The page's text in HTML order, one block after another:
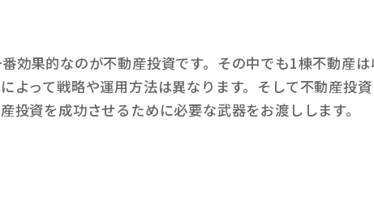
効果的なのが不動産投資です。その中でも1棟不動産
よって戦略や運用方法は異なります。そして不動産投
投資を成功させるために必要な武器をお渡しします。